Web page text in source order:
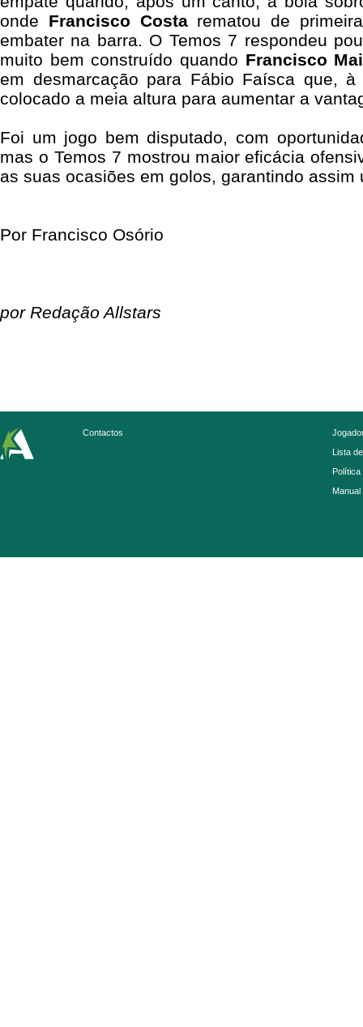
onde Francisco Costarematou de
embater na barra. O Temos 7 respondeu
muito bem construído quando Francisco
em desmarcação para Fábio Faísca que,
colocado a meia altura para aumentar a
Foi um jogo bem disputado, com
mas o Temos 7 mostrou maior eficácia
as suas ocasiões em golos, garantindo assim
Por Francisco Osório
por Redação Allstars
Contactos
Lista
Política